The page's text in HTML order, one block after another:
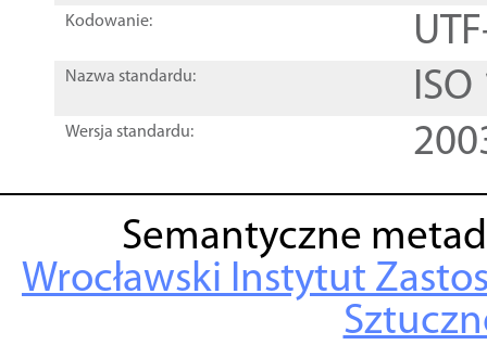
Kodowanie:
Nazwa standardu:
Wersja standardu:
Semantyczne
Wrocławski Instytut